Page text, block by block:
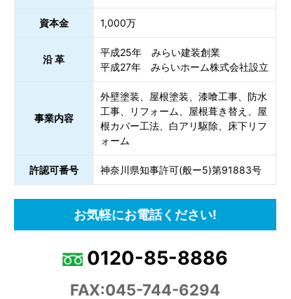
資本金 1,000万
沿 革
平成25年 みらい建装創業
平成27年 みらいホーム株式会社設立
事業内容
外壁塗装、屋根塗装、漆喰工事、防水
工事、リフォーム、屋根葺き替え、屋
根カバー工法、白アリ駆除、床下リフ
ォーム
許認可番号 神奈川県知事許可(般ー5)第91883号
お気軽にお電話ください!
0120-85-8886
FAX:045-744-6294